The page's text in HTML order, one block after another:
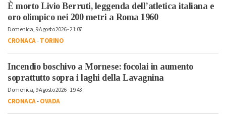
È morto Livio Berruti, leggenda dell’atletica italiana e
oro olimpico nei 200 metri a Roma 1960
Domenica, 9 Agosto 2026 - 21:07
CRONACA-TORINO
Incendio boschivo a Mornese: focolai in aumento
soprattutto sopra i laghi della Lavagnina
Domenica, 9 Agosto 2026 - 19:43
CRONACA-OVADA